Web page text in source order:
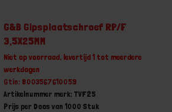
G&B Gipsplaatschroef RP/F
3,5X25MM
Niet op voorraad, levertijd 1 tot meerdere
werkdagen
Gtin: 8003567610059
Artikelnummer merk: TVF25
Prijs per Doos van 1000 Stuk